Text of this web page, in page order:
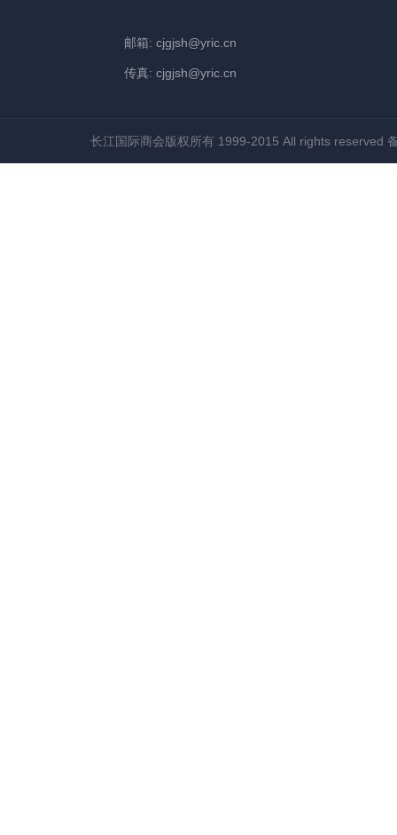
邮箱: cjgjsh@yric.cn
传真: cjgjsh@yric.cn
长江国际商会版权所有 1999-2015 All rights reserved